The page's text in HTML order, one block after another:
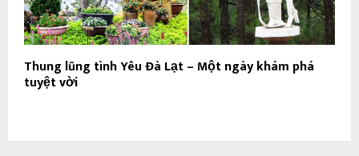
Thung lũng tình Yêu Đà Lạt – Một ngày khám phá
tuyệt vời